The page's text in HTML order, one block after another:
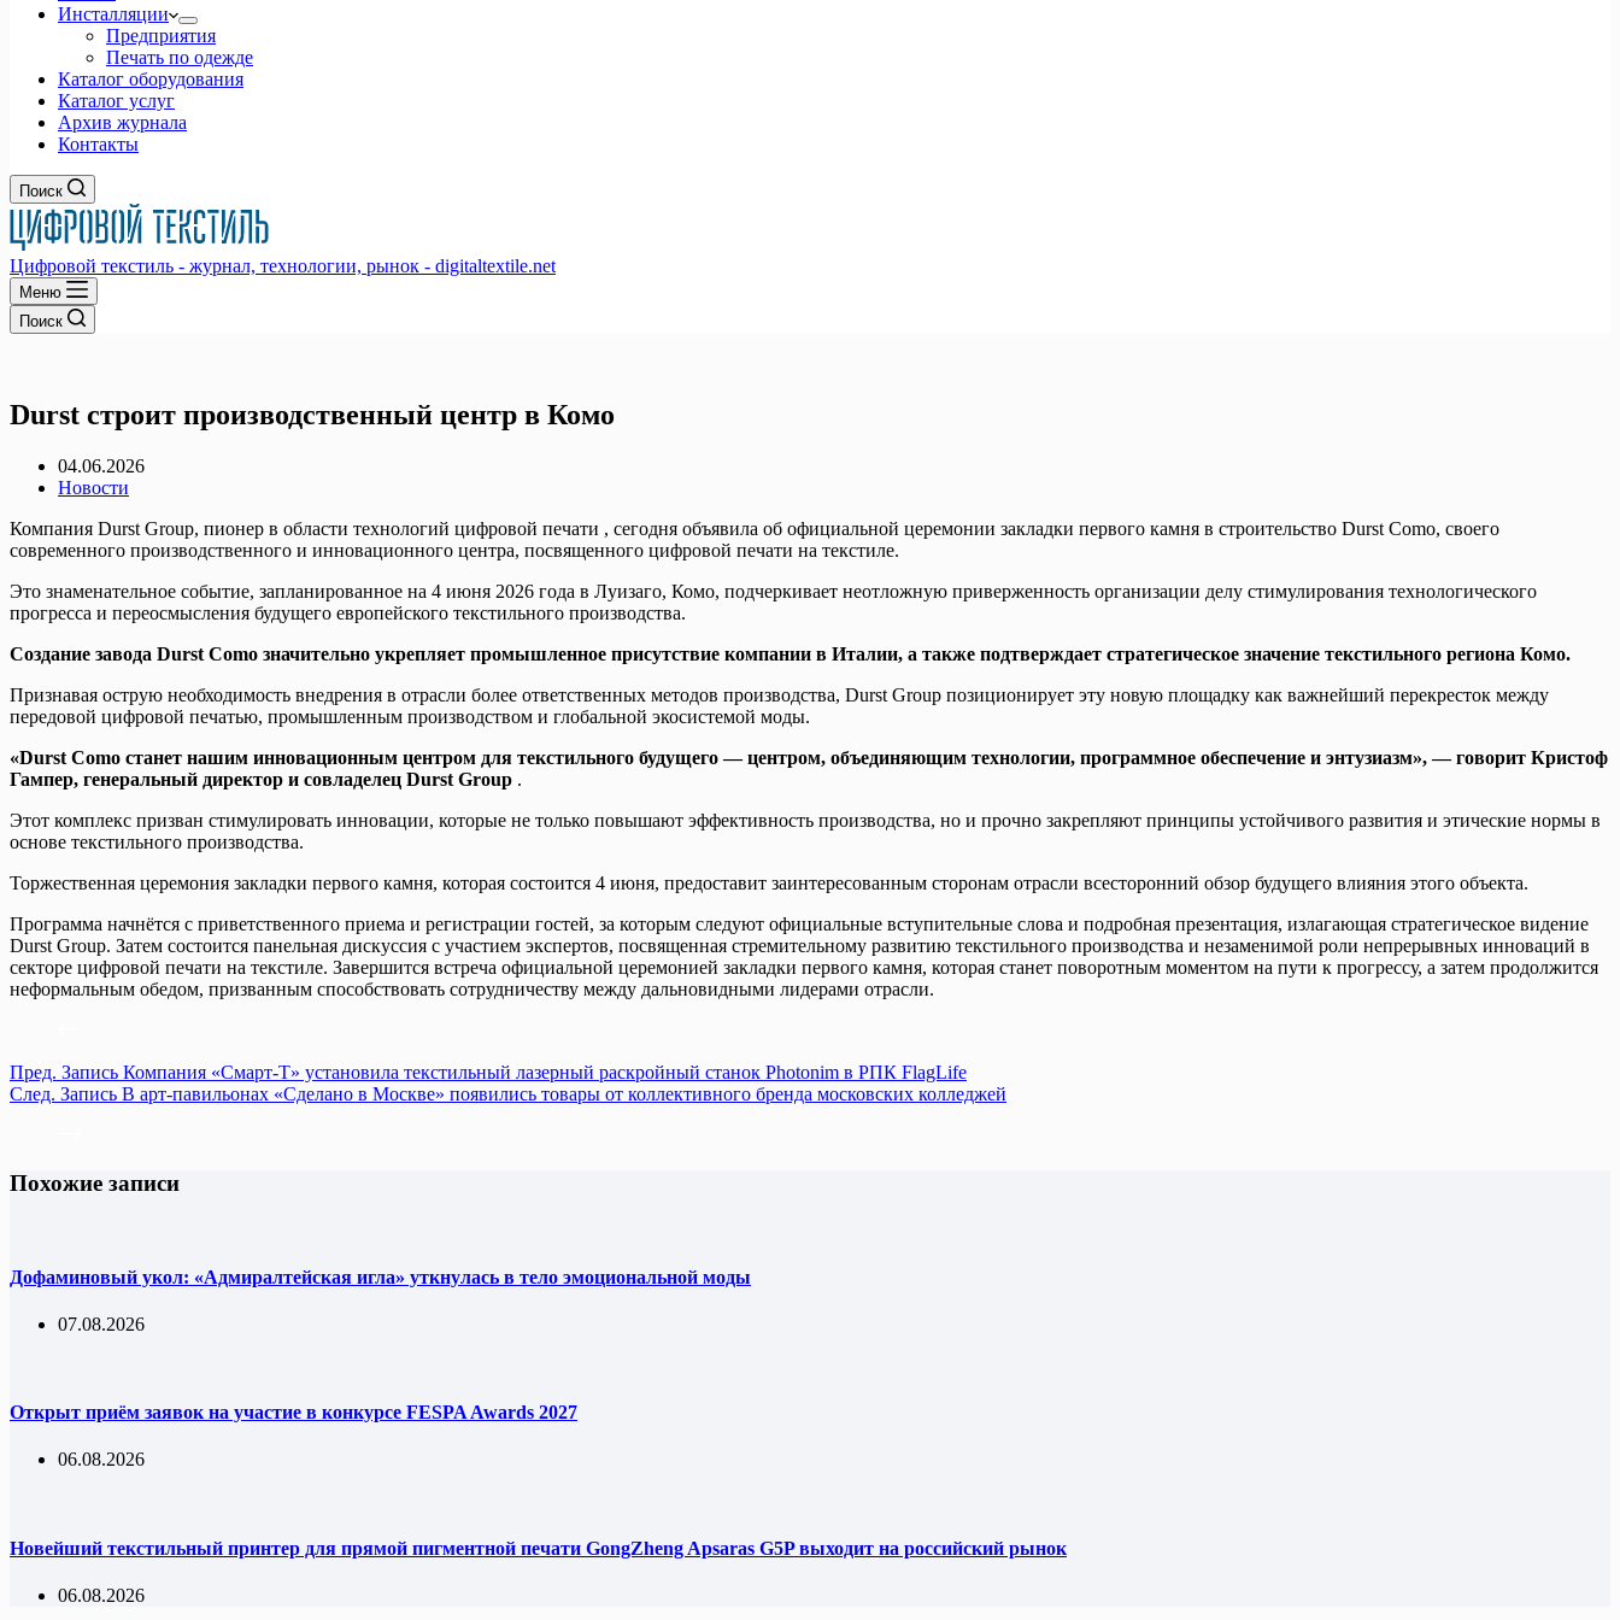
Инсталляции
Предприятия
Печать по одежде
Каталог оборудования
Каталог услуг
Архив журнала
Контакты
Поиск
Цифровой текстиль - журнал, технологии, рынок - digitaltextile.net
Меню
Поиск
Durst строит производственный центр в Комо
04.06.2026
Новости
Компания Durst Group, пионер в области технологий цифровой печати , сегодня объявила об официальной церемонии закладки первого камня в строительство Durst Como, своего
современного производственного и инновационного центра, посвященного цифровой печати на текстиле.
Это знаменательное событие, запланированное на 4 июня 2026 года в Луизаго, Комо, подчеркивает неотложную приверженность организации делу стимулирования технологического
прогресса и переосмысления будущего европейского текстильного производства.
Создание завода Durst Como значительно укрепляет промышленное присутствие компании в Италии, а также подтверждает стратегическое значение текстильного региона Комо.
Признавая острую необходимость внедрения в отрасли более ответственных методов производства, Durst Group позиционирует эту новую площадку как важнейший перекресток между
передовой цифровой печатью, промышленным производством и глобальной экосистемой моды.
«Durst Como станет нашим инновационным центром для текстильного будущего — центром, объединяющим технологии, программное обеспечение и энтузиазм», — говорит Кристоф
Гампер, генеральный директор и совладелец Durst Group .
Этот комплекс призван стимулировать инновации, которые не только повышают эффективность производства, но и прочно закрепляют принципы устойчивого развития и этические нормы в
основе текстильного производства.
Торжественная церемония закладки первого камня, которая состоится 4 июня, предоставит заинтересованным сторонам отрасли всесторонний обзор будущего влияния этого объекта.
Программа начнётся с приветственного приема и регистрации гостей, за которым следуют официальные вступительные слова и подробная презентация, излагающая стратегическое видение
Durst Group. Затем состоится панельная дискуссия с участием экспертов, посвященная стремительному развитию текстильного производства и незаменимой роли непрерывных инноваций в
секторе цифровой печати на текстиле. Завершится встреча официальной церемонией закладки первого камня, которая станет поворотным моментом на пути к прогрессу, а затем продолжится
неформальным обедом, призванным способствовать сотрудничеству между дальновидными лидерами отрасли.
Пред. Запись Компания «Смарт-Т» установила текстильный лазерный раскройный станок Photonim в РПК FlagLife
След. Запись В арт-павильонах «Сделано в Москве» появились товары от коллективного бренда московских колледжей
Похожие записи
Дофаминовый укол: «Адмиралтейская игла» уткнулась в тело эмоциональной моды
07.08.2026
Открыт приём заявок на участие в конкурсе FESPA Awards 2027
06.08.2026
Новейший текстильный принтер для прямой пигментной печати GongZheng Apsaras G5P выходит на российский рынок
06.08.2026